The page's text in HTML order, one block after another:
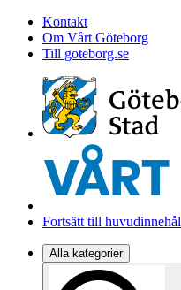
Kontakt
Om Vårt Göteborg
Till goteborg.se
Fortsätt till
Alla kategorier